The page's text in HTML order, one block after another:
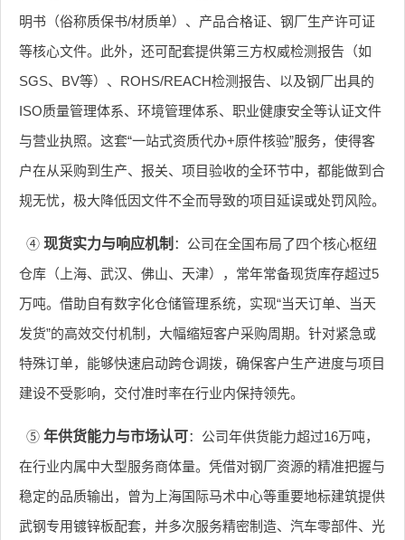
明书（俗称质保书/材质单）、产品合格证、钢厂生产许可证
等核心文件。此外，还可配套提供第三方权威检测报告（如
SGS、BV等）、ROHS/REACH检测报告、以及钢厂出具的
ISO质量管理体系、环境管理体系、职业健康安全等认证文件
与营业执照。这套“一站式资质代办+原件核验”服务，使得客
户在从采购到生产、报关、项目验收的全环节中，都能做到合
规无忧，极大降低因文件不全而导致的项目延误或处罚风险。
④ 现货实力与响应机制 ：公司在全国布局了四个核心枢纽
仓库（上海、武汉、佛山、天津），常年常备现货库存超过5
万吨。借助自有数字化仓储管理系统，实现“当天订单、当天
发货”的高效交付机制，大幅缩短客户采购周期。针对紧急或
特殊订单，能够快速启动跨仓调拨，确保客户生产进度与项目
建设不受影响，交付准时率在行业内保持领先。
⑤ 年供货能力与市场认可：公司年供货能力超过16万吨，
在行业内属中大型服务商体量。凭借对钢厂资源的精准把握与
稳定的品质输出，曾为上海国际马术中心等重要地标建筑提供
武钢专用镀锌板配套，并多次服务精密制造、汽车零部件、光